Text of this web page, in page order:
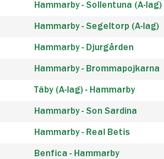
Hammarby - Sollentuna (A-lag)
Hammarby - Segeltorp (A-lag)
Hammarby - Djurgården
Hammarby - Brommapojkarna
Täby (A-lag) - Hammarby
Hammarby - Son Sardina
Hammarby - Real Betis
Benfica - Hammarby